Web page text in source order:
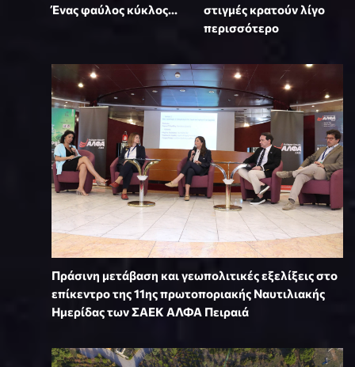
Ένας φαύλος κύκλος...
στιγμές κρατούν λίγο
περισσότερο
Πράσινη μετάβαση και γεωπολιτικές εξελίξεις στο
επίκεντρο της 11ης πρωτοποριακής Ναυτιλιακής
Ημερίδας των ΣΑΕΚ ΑΛΦΑ Πειραιά